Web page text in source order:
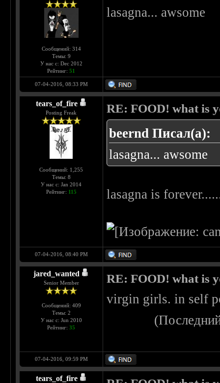
Сообщений: 314
Темы: 9
У нас с: Dec 2012
Рейтинг:51
lasagna... awsome
07-04-2016, 08:33 PM
tears_of_fire
Posting Freak
Сообщений: 1,255
Темы: 8
У нас с: Jan 2014
Рейтинг: 115
RE: FOOD! what is
beernd Писал(а):
lasagna... awsome
lasagna is
07-04-2016, 08:40 PM
jared_wanted
Senior Member
Сообщений: 409
Темы: 2
У нас с: Jun 2010
Рейтинг:35
RE: FOOD! what is
virgin girls. in self
07-04-2016, 09:59 PM
tears_of_fire